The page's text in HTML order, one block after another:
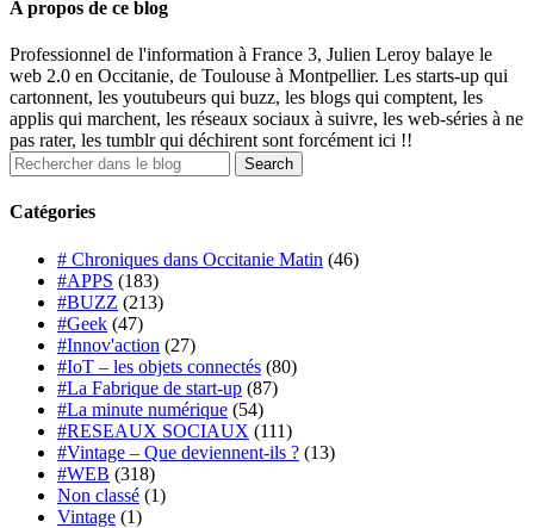
A propos de ce blog
Professionnel de l'information à France 3, Julien Leroy balaye le
web 2.0 en Occitanie, de Toulouse à Montpellier. Les starts-up qui
cartonnent, les youtubeurs qui buzz, les blogs qui comptent, les
applis qui marchent, les réseaux sociaux à suivre, les web-séries à ne
pas rater, les tumblr qui déchirent sont forcément ici !!
Catégories
# Chroniques dans Occitanie Matin (46)
#APPS (183)
#BUZZ (213)
#Geek (47)
#Innov'action (27)
#IoT – les objets connectés (80)
#La Fabrique de start-up (87)
#La minute numérique (54)
#RESEAUX SOCIAUX (111)
#Vintage – Que deviennent-ils ? (13)
#WEB (318)
Non classé (1)
Vintage (1)